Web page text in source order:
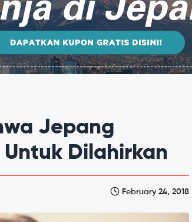
Jepang
Dilahirkan
February 24, 2018